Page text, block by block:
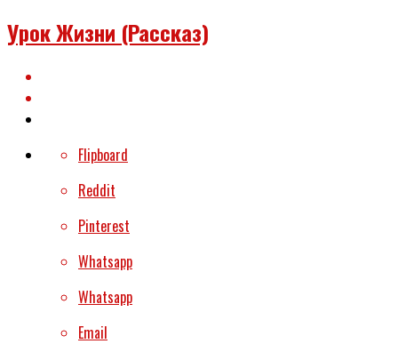
Урок Жизни (рассказ)
Flipboard
Reddit
Pinterest
Whatsapp
Whatsapp
Email